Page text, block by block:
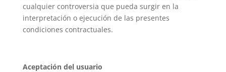
cualquier controversia que pueda surgir en la
interpretación o ejecución de las presentes
condiciones contractuales.
Aceptación del usuario